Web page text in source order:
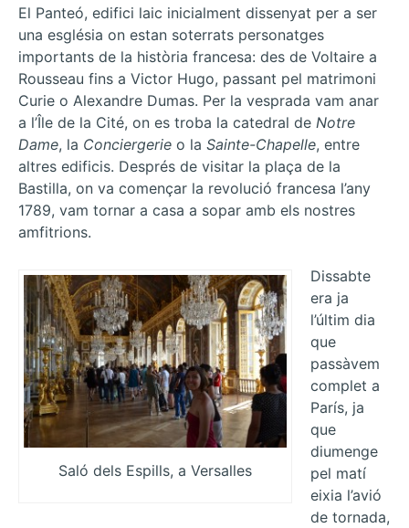
El Panteó, edifici laic inicialment dissenyat per a ser
una església on estan soterrats personatges
importants de la història francesa: des de Voltaire a
Rousseau fins a Victor Hugo, passant pel matrimoni
Curie o Alexandre Dumas. Per la vesprada vam anar
a l’Île de la Cité, on es troba la catedral de Notre
Dame, la Conciergerie o la Sainte-Chapelle, entre
altres edificis. Després de visitar la plaça de la
Bastilla, on va començar la revolució francesa l’any
1789, vam tornar a casa a sopar amb els nostres
amfitrions.
Saló dels Espills, a Versalles
Dissabte
era ja
l’últim dia
que
passàvem
complet a
París, ja
que
diumenge
pel matí
eixia l’avió
de tornada,